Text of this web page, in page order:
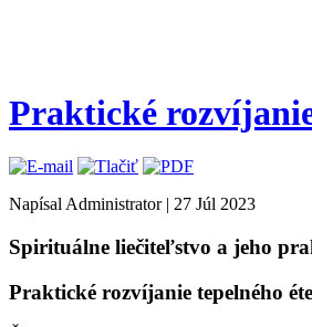
Praktické
Napísal Administrator | 27 Júl 2023
Spirituálne liečiteľstvo a jeho
Praktické rozvíjanie tepelného